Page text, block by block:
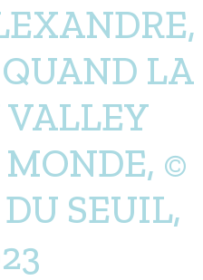
LA
©
SEUIL,